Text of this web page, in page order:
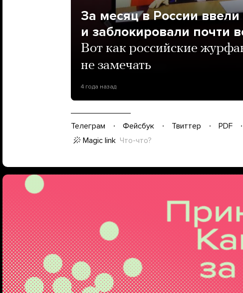
За месяц в России
и заблокировали почти
Вот как российские
не замечать
4 года назад
Телеграм Фейсбук Твиттер PDF
Magic link Что-что?